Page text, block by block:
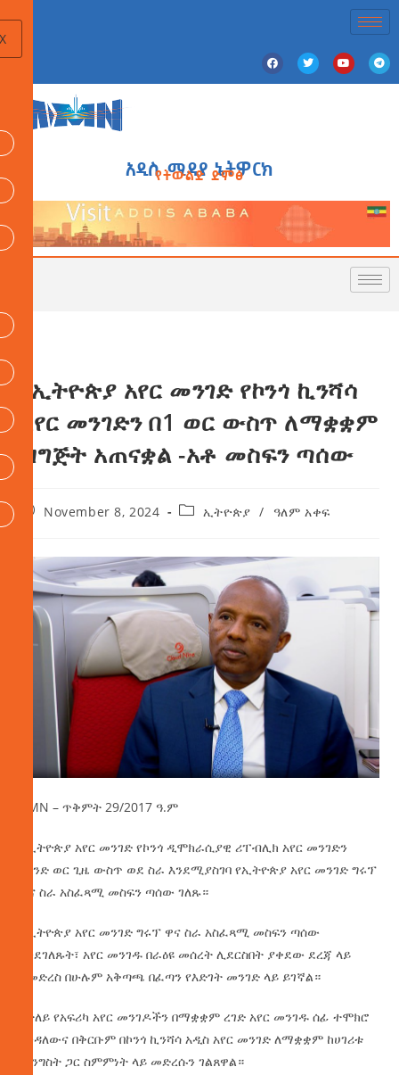
አዲስ ሚዲያ ኔትዎርክ
የትውልድ ድምፅ
የኢትዮጵያ አየር መንገድ የኮንጎ ኪንሻሳ
አየር መንገድን በ1 ወር ውስጥ ለማቋቋም
ዝግጅት አጠናቋል -አቶ መስፍን ጣሰው
November 8, 2024 ኢትዮጵያ / ዓለም አቀፍ
AMN – ጥቅምት 29/2017 ዓ.ም
የኢትዮጵያ አየር መንገድ የኮንጎ ዲሞክራሲያዊ ሪፐብሊክ አየር መንገድን
በአንድ ወር ጊዜ ውስጥ ወደ ስራ እንደሚያስገባ የኢትዮጵያ አየር መንገድ ግሩፕ
ዋና ስራ አስፈጻሚ መስፍን ጣሰው ገለጹ።
የኢትዮጵያ አየር መንገድ ግሩፕ ዋና ስራ አስፈጻሚ መስፍን ጣሰው
እንደገለጹት፣ አየር መንገዱ በራዕዩ መሰረት ሊደርስበት ያቀደው ደረጃ ላይ
ለመድረስ በሁሉም አቅጣጫ በፈጣን የእድገት መንገድ ላይ ይገኛል።
በተለይ የአፍሪካ አየር መንገዶችን በማቋቋም ረገድ አየር መንገዱ ሰፊ ተሞክሮ
እንዳለውና በቅርቡም በኮንጎ ኪንሻሳ አዲስ አየር መንገድ ለማቋቋም ከሀገሪቱ
መንግስት ጋር ስምምነት ላይ መድረሱን ገልጸዋል።